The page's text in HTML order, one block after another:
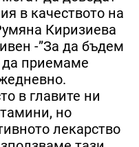
в качеството на
Киризиева
-”За да бъдем
да приемаме
в главите ни
но
лекарство